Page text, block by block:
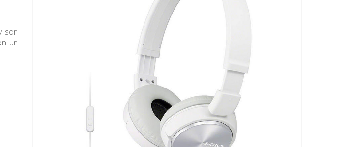
son
un